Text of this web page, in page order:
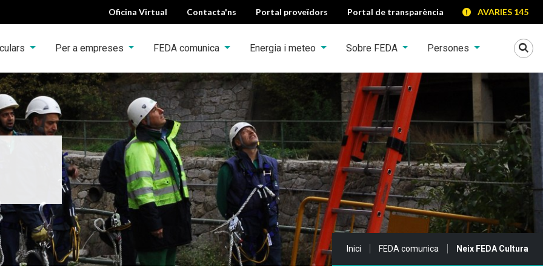
Oficina Virtual Contacta'ns Portal proveïdors Portal de transparència AVARIES 145
Per a empreses FEDA comunica Energia i meteo Sobre FEDA Persones
Sou a:
Inici FEDA comunica Neix FEDA Cultura